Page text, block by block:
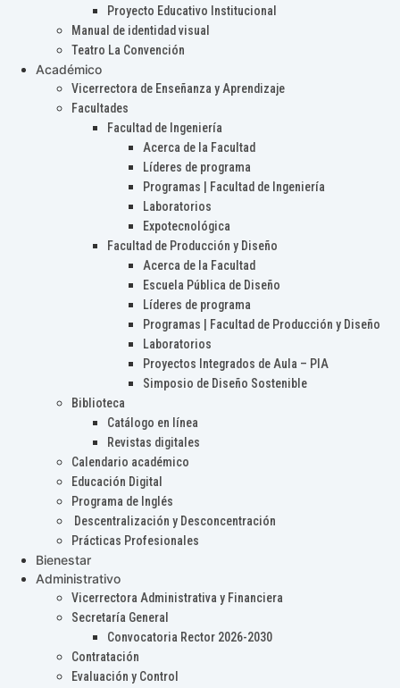
Proyecto Educativo Institucional
Manual de identidad visual
Teatro La Convención
Académico
Vicerrectora de Enseñanza y Aprendizaje
Facultades
Facultad de Ingeniería
Acerca de la Facultad
Líderes de programa
Programas | Facultad de Ingeniería
Laboratorios
Expotecnológica
Facultad de Producción y Diseño
Acerca de la Facultad
Escuela Pública de Diseño
Líderes de programa
Programas | Facultad de Producción y Diseño
Laboratorios
Proyectos Integrados de Aula – PIA
Simposio de Diseño Sostenible
Biblioteca
Catálogo en línea
Revistas digitales
Calendario académico
Educación Digital
Programa de Inglés
Descentralización y Desconcentración
Prácticas Profesionales
Bienestar
Administrativo
Vicerrectora Administrativa y Financiera
Secretaría General
Convocatoria Rector 2026-2030
Contratación
Evaluación y Control